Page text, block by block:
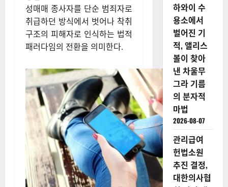
성매매 종사자를 단순 범죄자로
취급하던 방식에서 벗어나 착취
구조의 피해자로 인식하는 법적
패러다임의 전환을 의미한다.
하와이 수
용소에서
벌어진 기
적, 앨리스
볼이 찾아
낸 차울무
그라 기름
의 분자적
마법
2026-08-07
관리급여
헌법소원
추진 결정,
대한의사협